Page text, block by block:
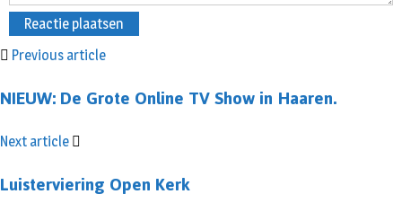
Previous article
NIEUW: De Grote Online TV Show in Haaren.
Next article
Luisterviering Open Kerk